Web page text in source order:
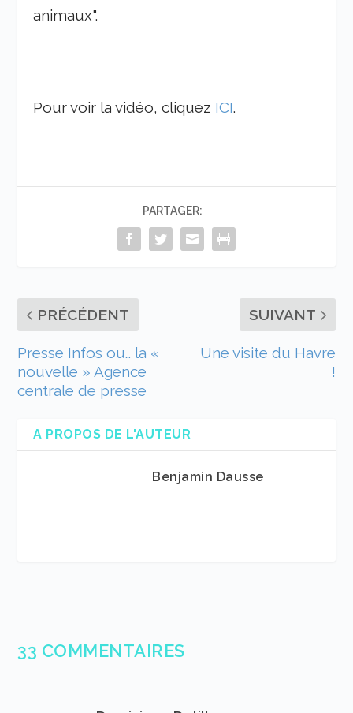
animaux".
Pour voir la vidéo, cliquez ICI.
PARTAGER:
PRÉCÉDENT
Presse Infos ou… la «
nouvelle » Agence
centrale de presse
SUIVANT
Une visite du Havre
!
A PROPOS DE L'AUTEUR
Benjamin Dausse
33 COMMENTAIRES